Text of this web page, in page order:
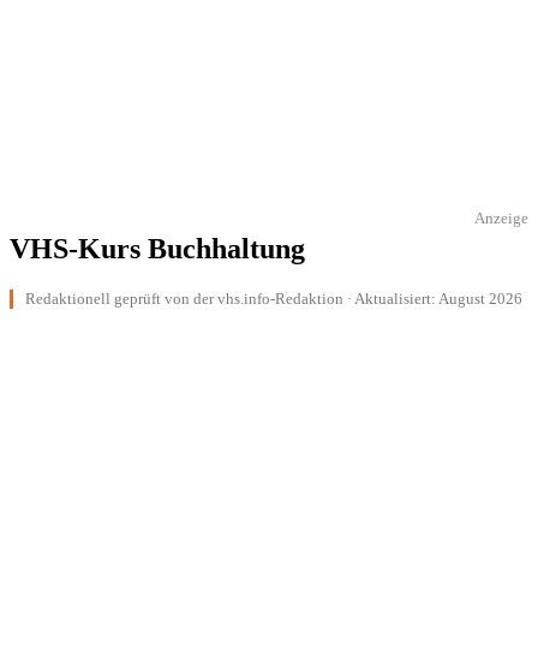
Anzeige
VHS-Kurs Buchhaltung
Redaktionell geprüft von der vhs.info-Redaktion · Aktualisiert: August 2026